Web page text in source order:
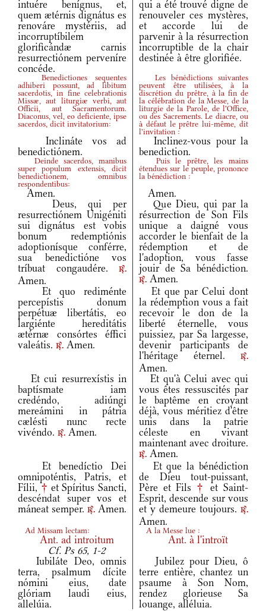
intuére benígnus, et,
quem ætérnis dignátus es
renováre mystériis, ad
incorruptíbilem
glorificándæ carnis
resurrectiónem perveníre
concéde.
qui a été trouvé digne de
renouveler ces mystères,
et accorde lui de
parvenir à la résurrection
incorruptible de la chair
destinée à être glorifiée.
Benedictiones sequentes
adhiberi possunt, ad libitum
sacerdotis, in fine celebrationis
Missæ, aut liturgiæ verbi, aut
Officii, aut Sacramentorum.
Diaconus, vel, eo deficiente, ipse
sacerdos, dicit invitatorium:
Les bénédictions suivantes
peuvent être utilisées, à la
discrétion du prêtre, à la fin de
la célébration de la Messe, de la
liturgie de la Parole, de l'Office,
ou des Sacrements. Le diacre, ou
à défaut le prêtre lui-même, dit
l'invitation :
Inclináte vos ad
benedictiónem.
Inclinez-vous pour la
benediction.
Deinde sacerdos, manibus
super populum extensis, dicit
benedictionem, omnibus
respondentibus:
Puis le prêtre, les mains
étendues sur le peuple, prononce
la bénédiction :
Amen.
Amen.
Deus, qui per
resurrectiónem Unigéniti
sui dignátus est vobis
bonum redemptiónis
adoptionísque conférre,
sua benedictióne vos
tríbuat congaudére.
r.
Amen.
Que Dieu, qui par la
résurrection de Son Fils
unique a daigné vous
accorder le bienfait de la
rédemption et de
l'adoption, vous fasse
jouir de Sa bénédiction.
r. Amen.
Et quo rediménte
percepístis donum
perpétuæ libertátis, eo
largiénte hereditátis
ætérnæ consórtes éffici
valeátis. r. Amen.
Et que par Celui dont
la rédemption vous a fait
recevoir le don de la
liberté éternelle, vous
puissiez, par Sa largesse,
devenir participants de
l'héritage éternel.
r.
Amen.
Et cui resurrexístis in
baptísmate iam
credéndo, adiúngi
mereámini in pátria
cælésti nunc recte
vivéndo. r. Amen.
Et qu'à Celui avec qui
vous êtes ressuscités par
le baptême en croyant
déjà, vous méritiez d'être
unis dans la patrie
céleste en vivant
maintenant avec droiture.
r. Amen.
Et benedíctio Dei
omnipoténtis, Patris, et
Fílii, † et Spíritus Sancti,
descéndat super vos et
máneat semper. r. Amen.
Et que la bénédiction
de Dieu tout-puissant,
Père et Fils †
et Saint-
Esprit, descende sur vous
et y demeure toujours. r.
Amen.
Ad Missam lectam: A la Messe lue :
Ant. ad introitum Ant. à l'introït
Cf. Ps 65, 1-2
Iubiláte Deo, omnis
terra, psalmum dícite
nómini eius, date
glóriam laudi eius,
allelúia.
Jubilez pour Dieu, ô
terre entière, chantez un
psaume à Son Nom,
rendez glorieuse Sa
louange, alléluia.